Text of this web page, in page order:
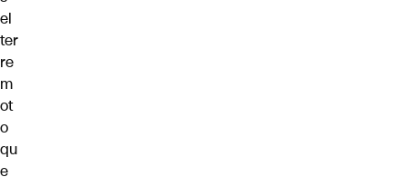
el
ter
re
m
ot
o
qu
e